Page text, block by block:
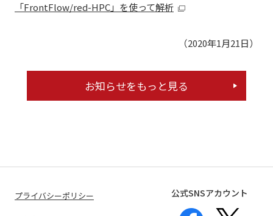
「FrontFlow/red-HPC」を使って解析
（2020年1月21日）
お知らせをもっと見る
プライバシーポリシー 公式SNSアカウント